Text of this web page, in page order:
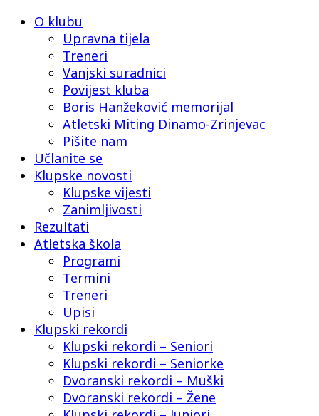
O klubu
Upravna tijela
Treneri
Vanjski suradnici
Povijest kluba
Boris Hanžeković memorijal
Atletski Miting Dinamo-Zrinjevac
Pišite nam
Učlanite se
Klupske novosti
Klupske vijesti
Zanimljivosti
Rezultati
Atletska škola
Programi
Termini
Treneri
Upisi
Klupski rekordi
Klupski rekordi – Seniori
Klupski rekordi – Seniorke
Dvoranski rekordi – Muški
Dvoranski rekordi – Žene